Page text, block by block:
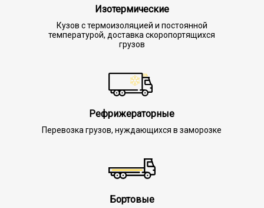
Изотермические
Кузов с термоизоляцией и постоянной
температурой, доставка скоропортящихся
грузов
Рефрижераторные
Перевозка грузов, нуждающихся в заморозке
Бортовые